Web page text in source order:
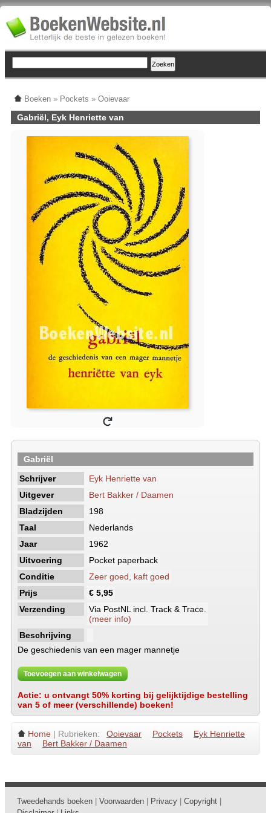
Boeken » Pockets » Ooievaar
Gabriël, Eyk Henriette van
Gabriël
Schrijver
Eyk Henriette van
Uitgever
Bert Bakker / Daamen
Bladzijden
198
Taal
Nederlands
Jaar
1962
Uitvoering
Pocket paperback
Conditie
Zeer goed, kaft goed
Prijs
€ 5,95
Verzending
Via PostNL incl. Track & Trace.
(meer info)
Beschrijving
De geschiedenis van een mager mannetje
Toevoegen aan winkelwagen
Actie: u ontvangt 50% korting bij gelijktijdige bestelling
van 5 of meer (verschillende) boeken!
Home | Rubrieken: Ooievaar Pockets
Eyk Henriette
van
Bert Bakker / Daamen
Tweedehands boeken Voorwaarden Privacy Copyright